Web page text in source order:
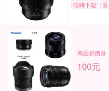
限時下殺
券
商品折價券
100元